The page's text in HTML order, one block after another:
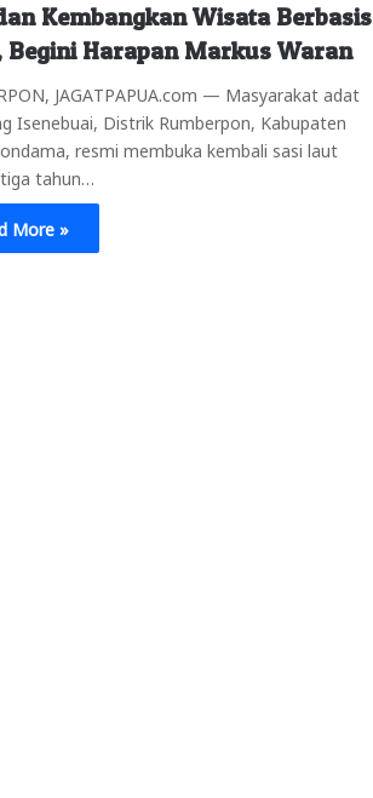
Kembangkan Wisata Berbasis
Begini Harapan Markus Waran
JAGATPAPUA.com — Masyarakat adat
Isenebuai, Distrik Rumberpon, Kabupaten
resmi membuka kembali sasi laut
tahun…
More »